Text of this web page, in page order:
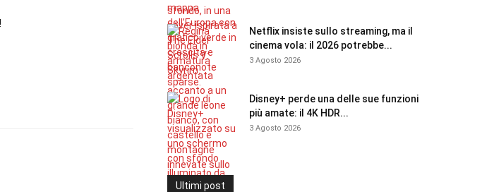
Netflix insiste sullo streaming, ma il
cinema vola: il 2026 potrebbe...
3 Agosto 2026
Disney+ perde una delle sue funzioni
più amate: il 4K HDR...
3 Agosto 2026
Ultimi post